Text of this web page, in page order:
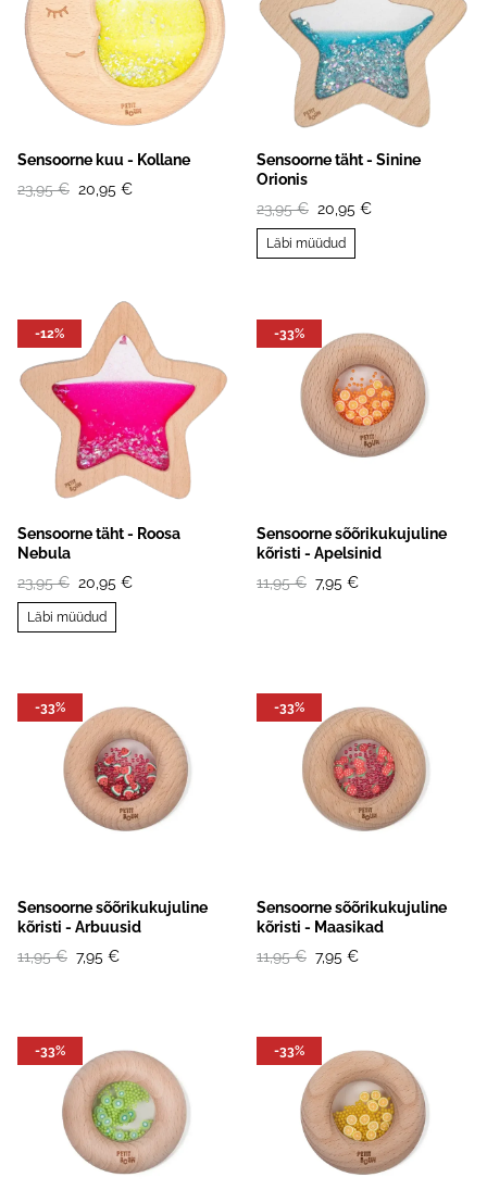
Sensoorne kuu - Kollane
23,95 € 20,95 €
Sensoorne täht - Sinine
Orionis
23,95 € 20,95 €
Läbi müüdud
-12%
Sensoorne täht - Roosa
Nebula
23,95 € 20,95 €
Läbi müüdud
-33%
Sensoorne sõõrikukujuline
kõristi - Apelsinid
11,95 € 7,95 €
-33%
Sensoorne sõõrikukujuline
kõristi - Arbuusid
11,95 € 7,95 €
-33%
Sensoorne sõõrikukujuline
kõristi - Maasikad
11,95 € 7,95 €
-33% -33%